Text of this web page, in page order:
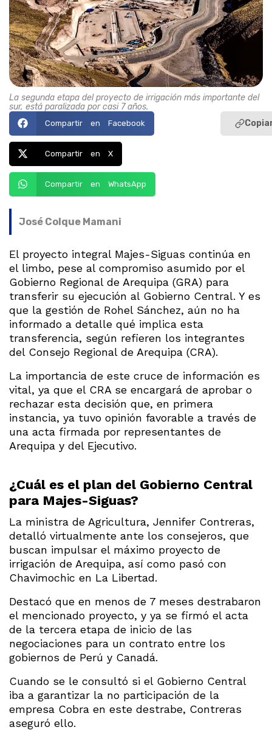
La segunda etapa del proyecto de irrigación más importante del
sur, está paralizada por casi 7 años.
Compartir en Facebook
Compartir en X
Compartir en WhatsApp
José Colque Mamani
El proyecto integral Majes-Siguas continúa en
el limbo, pese al compromiso asumido por el
Gobierno Regional de Arequipa (GRA) para
transferir su ejecución al Gobierno Central. Y es
que la gestión de Rohel Sánchez, aún no ha
informado a detalle qué implica esta
transferencia, según refieren los integrantes
del Consejo Regional de Arequipa (CRA).
La importancia de este cruce de información es
vital, ya que el CRA se encargará de aprobar o
rechazar esta decisión que, en primera
instancia, ya tuvo opinión favorable a través de
una acta firmada por representantes de
Arequipa y del Ejecutivo.
¿Cuál es el plan del Gobierno Central
para Majes-Siguas?
La ministra de Agricultura, Jennifer Contreras,
detalló virtualmente ante los consejeros, que
buscan impulsar el máximo proyecto de
irrigación de Arequipa, así como pasó con
Chavimochic en La Libertad.
Destacó que en menos de 7 meses destrabaron
el mencionado proyecto, y ya se firmó el acta
de la tercera etapa de inicio de las
negociaciones para un contrato entre los
gobiernos de Perú y Canadá.
Cuando se le consultó si el Gobierno Central
iba a garantizar la no participación de la
empresa Cobra en este destrabe, Contreras
aseguró ello.